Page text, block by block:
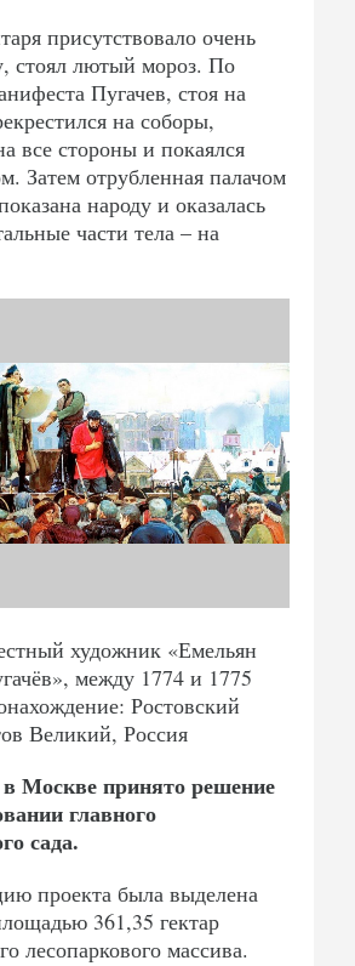
присутствовало очень
стоял лютый мороз. По
Пугачев, стоя на
на соборы,
все стороны и покаялся
Затем отрубленная палачом
народу и оказалась
части тела – на
художник «Емельян
между 1774 и 1775
Ростовский
Великий, Россия
в Москве принято решение
главного
сада.
проекта была выделена
361,35 гектар
лесопаркового массива.